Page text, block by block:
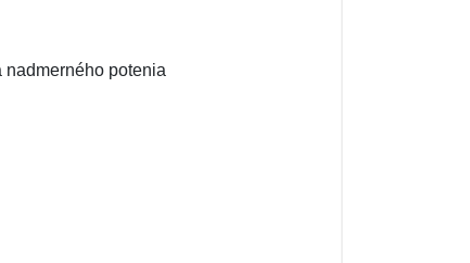
potenia